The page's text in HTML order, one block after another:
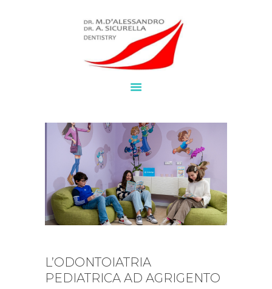
NEWS
CHI SIAMO
LAVORA CON NOI
CONTATTI
WHATSAPP
L’ODONTOIATRIA
PEDIATRICA AD AGRIGENTO